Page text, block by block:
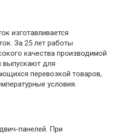
изготавливается
За 25 лет работы
качества производимой
выпускают для
перевозкой товаров,
условия.
панелей. При